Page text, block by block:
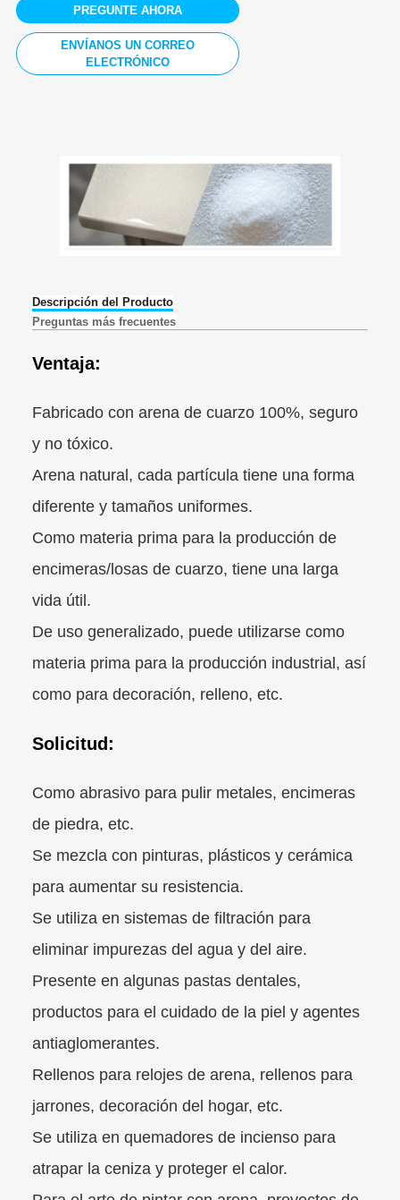
PREGUNTE AHORA
ENVÍANOS UN CORREO
ELECTRÓNICO
Descripción del Producto
Preguntas más frecuentes
Ventaja:
Fabricado con arena de cuarzo 100%, seguro
y no tóxico.
Arena natural, cada partícula tiene una forma
diferente y tamaños uniformes.
Como materia prima para la producción de
encimeras/losas de cuarzo, tiene una larga
vida útil.
De uso generalizado, puede utilizarse como
materia prima para la producción industrial, así
como para decoración, relleno, etc.
Solicitud:
Como abrasivo para pulir metales, encimeras
de piedra, etc.
Se mezcla con pinturas, plásticos y cerámica
para aumentar su resistencia.
Se utiliza en sistemas de filtración para
eliminar impurezas del agua y del aire.
Presente en algunas pastas dentales,
productos para el cuidado de la piel y agentes
antiaglomerantes.
Rellenos para relojes de arena, rellenos para
jarrones, decoración del hogar, etc.
Se utiliza en quemadores de incienso para
atrapar la ceniza y proteger el calor.